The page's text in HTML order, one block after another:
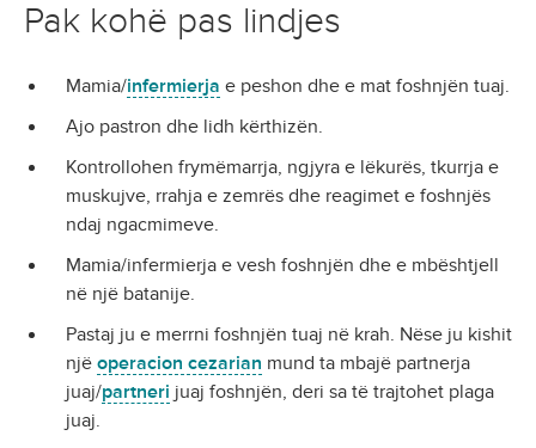
Pak kohë pas lindjes
Mamia/infermierja e peshon dhe e mat foshnjën tuaj.
Ajo pastron dhe lidh kërthizën.
Kontrollohen frymëmarrja, ngjyra e lëkurës, tkurrja e
muskujve, rrahja e zemrës dhe reagimet e foshnjës
ndaj ngacmimeve.
Mamia/infermierja e vesh foshnjën dhe e mbështjell
në një batanije.
Pastaj ju e merrni foshnjën tuaj në krah. Nëse ju kishit
një operacion cezarian mund ta mbajë partnerja
juaj/partneri juaj foshnjën, deri sa të trajtohet plaga
juaj.